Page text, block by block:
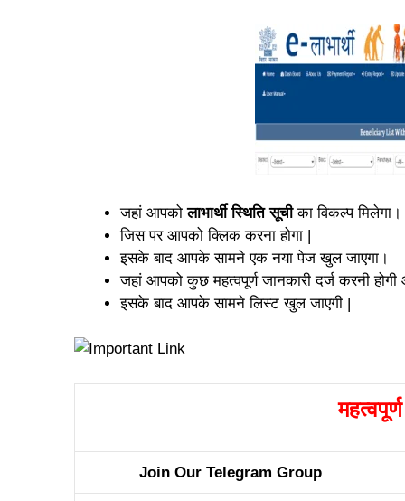
जहां आपकोलाभार्थी स्थिति सूचीका विकल्प मिलेगा।
जिस पर आपको क्लिक करना होगा |
इसके बाद आपके सामने एक नया पेज खुल जाएगा।
जहां आपको कुछ महत्वपूर्ण जानकारी दर्ज करनी
इसके बाद आपके सामने लिस्ट खुल जाएगी |
Join Our Telegram Group